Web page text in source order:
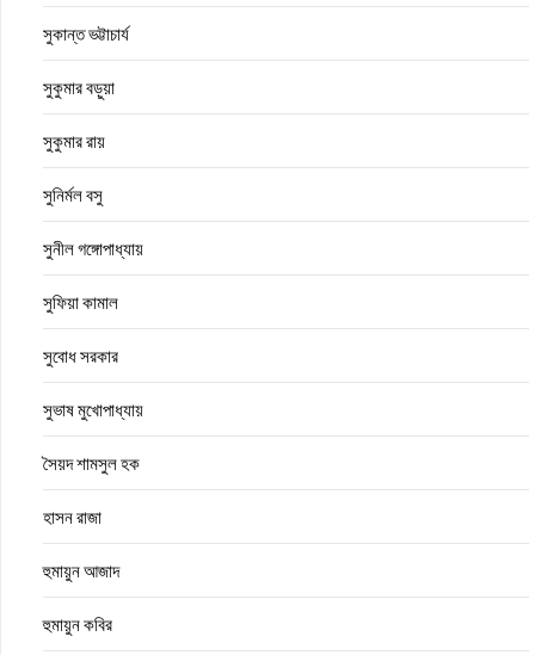
সুকান্ত ভট্টাচার্য
সুকুমার বড়ুয়া
সুকুমার রায়
সুনির্মল বসু
সুনীল গঙ্গোপাধ্যায়
সুফিয়া কামাল
সুবোধ সরকার
সুভাষ মুখোপাধ্যায়
সৈয়দ শামসুল হক
হাসন রাজা
হুমায়ুন আজাদ
হুমায়ুন কবির